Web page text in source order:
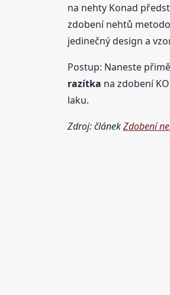
na nehty Konad
zdobení nehtů
jedinečný design a
Postup: Naneste
razítka na zdobení
laku.
Zdroj: článekZdobení